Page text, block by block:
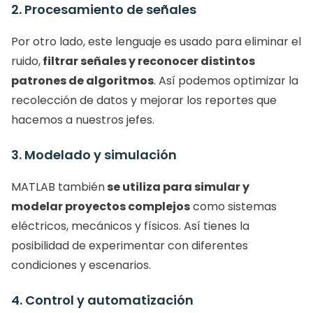
2. Procesamiento de señales
Por otro lado, este lenguaje es usado para eliminar el
ruido, filtrar señales y reconocer distintos
patrones de algoritmos. Así podemos optimizar la
recolección de datos y mejorar los reportes que
hacemos a nuestros jefes.
3. Modelado y simulación
MATLAB también se utiliza para simular y
modelar proyectos complejos como sistemas
eléctricos, mecánicos y físicos. Así tienes la
posibilidad de experimentar con diferentes
condiciones y escenarios.
4. Control y automatización